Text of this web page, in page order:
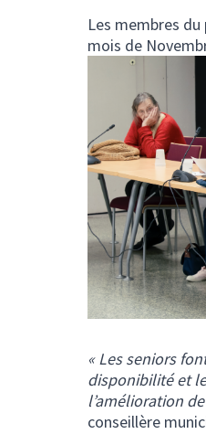
Les membres
mois de
« Les seniors
disponibilité et
l’amélioration
conseillère